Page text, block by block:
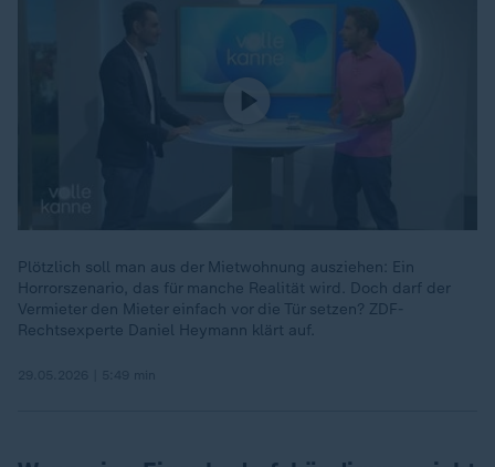
Plötzlich soll man aus der Mietwohnung ausziehen: Ein
Horrorszenario, das für manche Realität wird. Doch darf der
Vermieter den Mieter einfach vor die Tür setzen? ZDF-
Rechtsexperte Daniel Heymann klärt auf.